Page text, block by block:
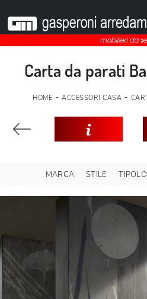
Carta da parati
HOME -ACCESSORI CASA -
MARCA STILE